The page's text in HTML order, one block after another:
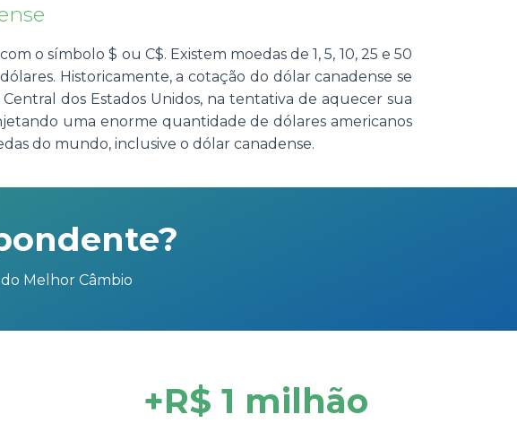
o símbolo $ ou C$. Existem moedas de 1, 5, 10, 25 e 50
Historicamente, a cotação do dólar canadense se
dos Estados Unidos, na tentativa de aquecer sua
uma enorme quantidade de dólares americanos
do mundo, inclusive o dólar canadense.
Melhor Câmbio
+R$ 1 milhão